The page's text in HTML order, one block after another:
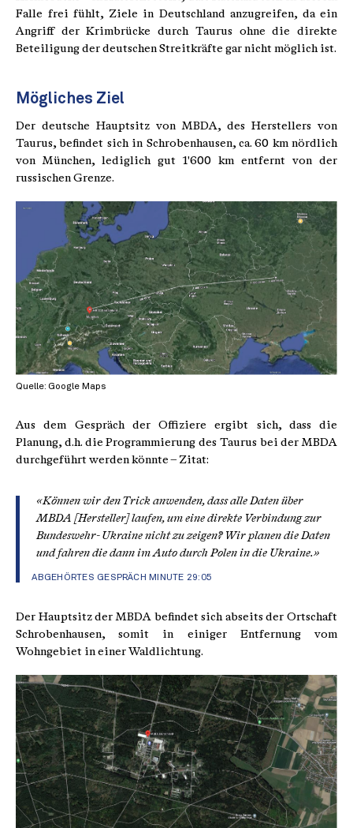
Falle frei fühlt, Ziele in Deutschland anzugreifen, da ein
Angriff der Krimbrücke durch Taurus ohne die direkte
Beteiligung der deutschen Streitkräfte gar nicht möglich ist.
Mögliches Ziel
Der deutsche Hauptsitz von MBDA, des Herstellers von
Taurus, befindet sich in Schrobenhausen, ca. 60 km nördlich
von München, lediglich gut 1'600 km entfernt von der
russischen Grenze.
Quelle: Google Maps
Aus dem Gespräch der Offiziere ergibt sich, dass die
Planung, d.h. die Programmierung des Taurus bei der MBDA
durchgeführt werden könnte – Zitat:
«Können wir den Trick anwenden, dass alle Daten über
MBDA [Hersteller] laufen, um eine direkte Verbindung zur
Bundeswehr- Ukraine nicht zu zeigen? Wir planen die Daten
und fahren die dann im Auto durch Polen in die Ukraine.»
ABGEHÖRTES GESPRÄCH MINUTE 29:05
Der Hauptsitz der MBDA befindet sich abseits der Ortschaft
Schrobenhausen, somit in einiger Entfernung vom
Wohngebiet in einer Waldlichtung.